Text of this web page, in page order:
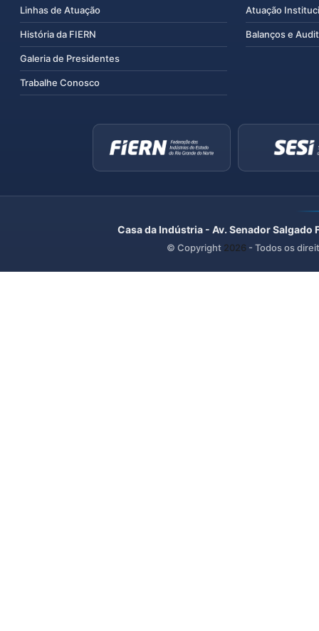
Linhas de Atuação
História da FIERN
Galeria de Presidentes
Trabalhe Conosco
Atuação
Balanços e
Casa da Indústria - Av. Senador
© Copyright 2026 - Todos os